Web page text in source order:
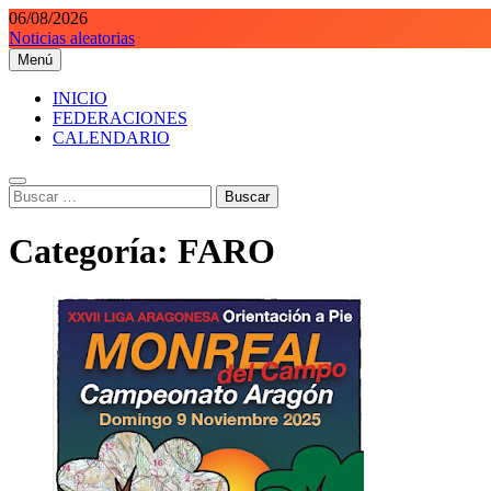
Saltar
al
contenido
06/08/2026
Noticias aleatorias
Orientaciondeportiva.es
Conoce el deporte de la Orientación Deportiva a través de nuestra
Menú
INICIO
FEDERACIONES
CALENDARIO
Buscar:
Categoría: FARO